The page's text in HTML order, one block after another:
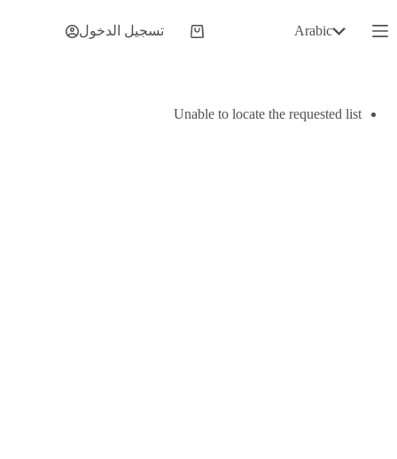
إلى
المحتوى
Arabic
عربة
تسجيل الدخول
Unable to locate the requested list